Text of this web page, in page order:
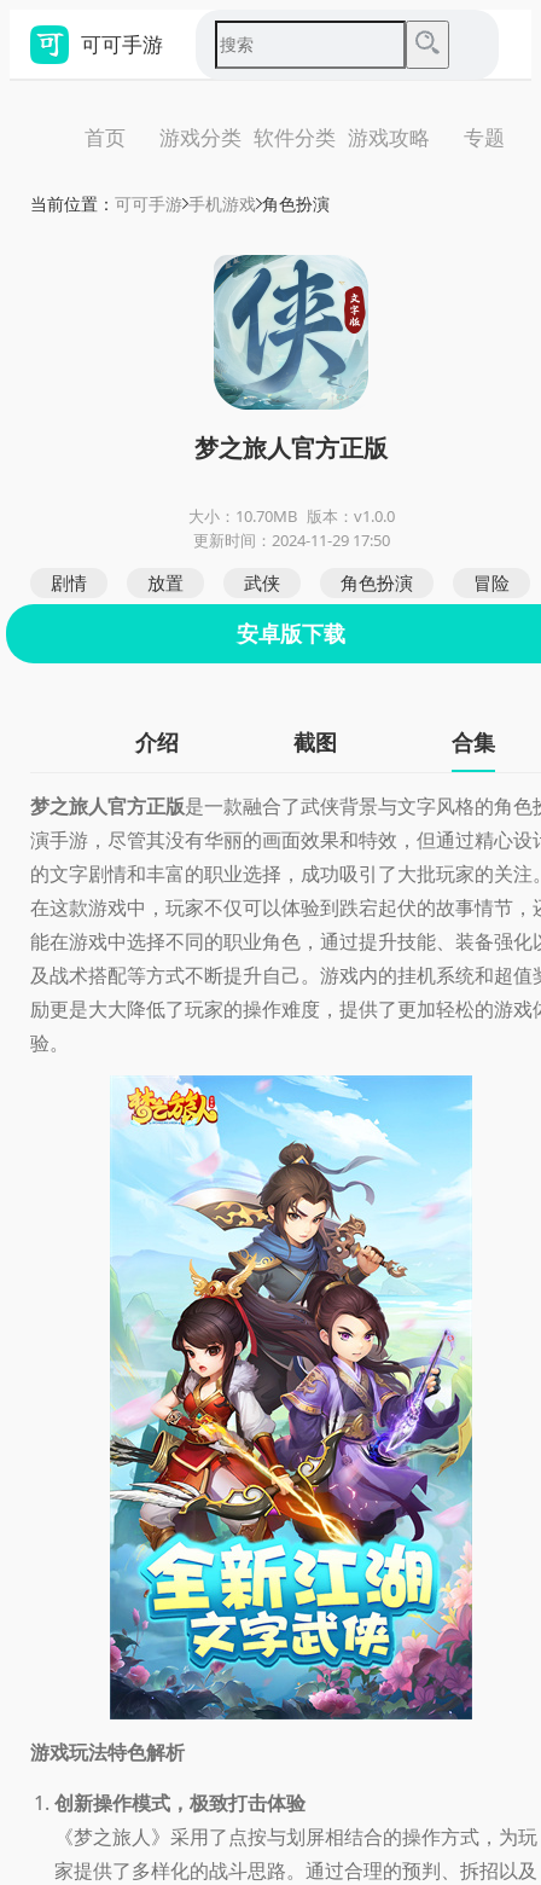
可可手游
首页 游戏分类 软件分类 游戏攻略 专题
当前位置： 可可手游 手机游戏 角色扮演
梦之旅人官方正版
大小：10.70MB 版本：v1.0.0
更新时间：2024-11-29 17:50
剧情 放置 武侠 角色扮演 冒险
安卓版下载
介绍 截图 合集
梦之旅人官方正版是一款融合了武侠背景与文字风格的角色
演手游，尽管其没有华丽的画面效果和特效，但通过精心设
的文字剧情和丰富的职业选择，成功吸引了大批玩家的关注
在这款游戏中，玩家不仅可以体验到跌宕起伏的故事情节，
能在游戏中选择不同的职业角色，通过提升技能、装备强化
及战术搭配等方式不断提升自己。游戏内的挂机系统和超值
励更是大大降低了玩家的操作难度，提供了更加轻松的游戏
验。
游戏玩法特色解析
创新操作模式，极致打击体验
《梦之旅人》采用了点按与划屏相结合的操作方式，为玩
家提供了多样化的战斗思路。通过合理的预判、拆招以及